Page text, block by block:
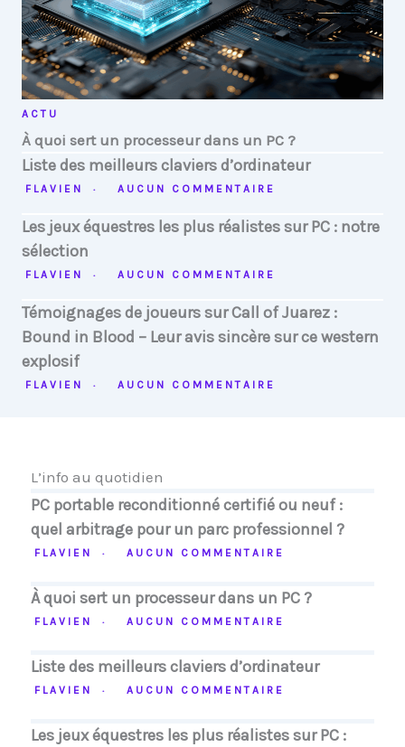
ACTU
À quoi sert un processeur dans un PC ?
Liste des meilleurs claviers d’ordinateur
FLAVIEN AUCUN COMMENTAIRE
Les jeux équestres les plus réalistes sur PC : notre
sélection
FLAVIEN AUCUN COMMENTAIRE
Témoignages de joueurs sur Call of Juarez :
Bound in Blood – Leur avis sincère sur ce western
explosif
FLAVIEN AUCUN COMMENTAIRE
L’info au quotidien
PC portable reconditionné certifié ou neuf :
quel arbitrage pour un parc professionnel ?
FLAVIEN AUCUN COMMENTAIRE
À quoi sert un processeur dans un PC ?
FLAVIEN AUCUN COMMENTAIRE
Liste des meilleurs claviers d’ordinateur
FLAVIEN AUCUN COMMENTAIRE
Les jeux équestres les plus réalistes sur PC :